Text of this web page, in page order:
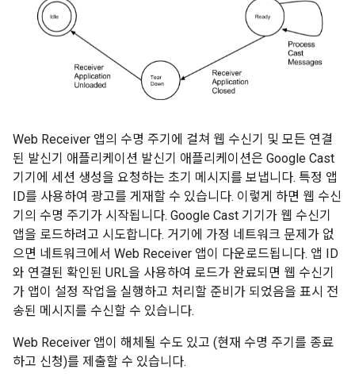
Web Receiver 앱의 수명 주기에 걸쳐 웹 수신기 및 모든 연결
된 발신기 애플리케이션 발신기 애플리케이션은 Google Cast
기기에 세션 생성을 요청하는 초기 메시지를 보냅니다. 특정 앱
ID를 사용하여 광고를 게재할 수 있습니다. 이렇게 하면 웹 수신
기의 수명 주기가 시작됩니다. Google Cast 기기가 웹 수신기
앱을 로드하려고 시도합니다. 거기에 가정 네트워크 문제가 없
으면 네트워크에서 Web Receiver 앱이 다운로드됩니다. 앱 ID
와 연결된 확인된 URL을 사용하여 로드가 완료되면 웹 수신기
가 앱이 설정 작업을 실행하고 처리할 준비가 되었음을 표시 전
송된 메시지를 수신할 수 있습니다.
Web Receiver 앱이 해체될 수도 있고 (현재 수명 주기를 종료
하고 신청)를 제출할 수 있습니다.